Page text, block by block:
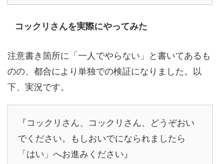
コックリさんを実際にやってみた
注意書き箇所に「一人でやらない」と書いてあるも
のの、都合により単独での検証になりました。以
下、実況です。
『コックリさん、コックリさん、どうぞおい
でください。もしおいでになられましたら
「はい」へお進みください』